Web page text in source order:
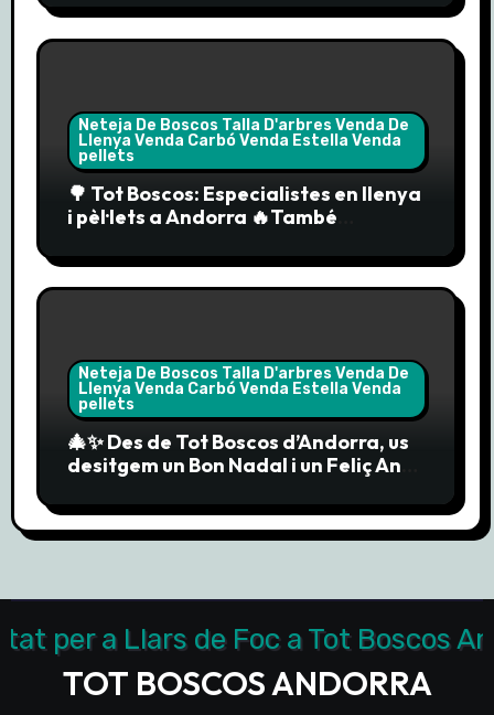
porta.
Neteja De Boscos Talla D'arbres Venda De
Llenya Venda Carbó Venda Estella Venda
pellets
🌳 Tot Boscos: Especialistes en llenya
i pèl·lets a Andorra 🔥També
Neteja De Boscos Talla D'arbres Venda De
Llenya Venda Carbó Venda Estella Venda
pellets
🎄✨ Des de Tot Boscos d’Andorra, us
desitgem un Bon Nadal i un Feliç Any
TOT BOSCOS ANDORRA